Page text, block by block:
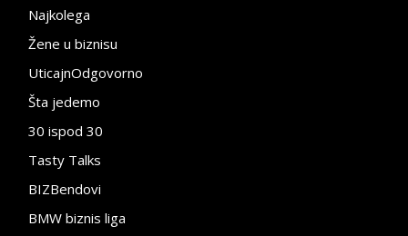
Najkolega
Žene u biznisu
UticajnOdgovorno
Šta jedemo
30 ispod 30
Tasty Talks
BIZBendovi
BMW biznis liga